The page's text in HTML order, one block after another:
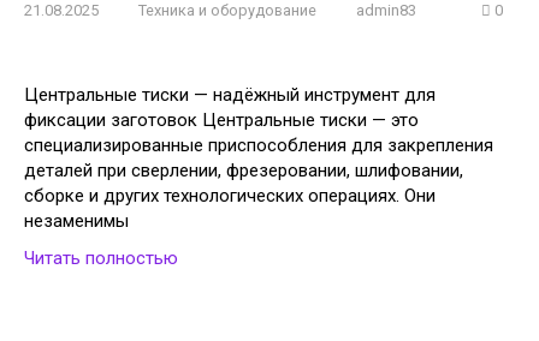
21.08.2025 Техника и оборудование admin83 0
Центральные тиски — надёжный инструмент для
фиксации заготовок Центральные тиски — это
специализированные приспособления для закрепления
деталей при сверлении, фрезеровании, шлифовании,
сборке и других технологических операциях. Они
незаменимы
Читать полностью